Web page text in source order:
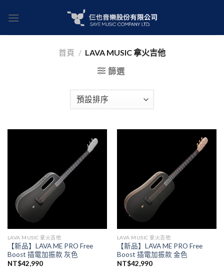
首頁 / LAVA MUSIC 拿火吉他
篩選
LAVA MUSIC 拿火吉他
【新品】LAVA ME PRO Free
Boost 插電加振款 灰色
NT$42,990
LAVA MUSIC 拿火吉他
【新品】LAVA ME PRO Free
Boost 插電加振款 金色
NT$42,990